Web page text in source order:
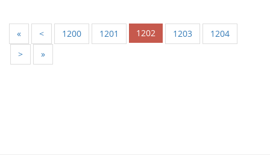
« < 1200 1201 1202 1203
1204
>
»